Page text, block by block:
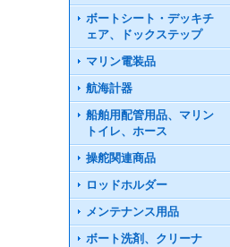
ボートシート・デッキチ
ェア、ドックステップ
マリン電装品
航海計器
船舶用配管用品、マリン
トイレ、ホース
操舵関連商品
ロッドホルダー
メンテナンス用品
ボート洗剤、クリーナ